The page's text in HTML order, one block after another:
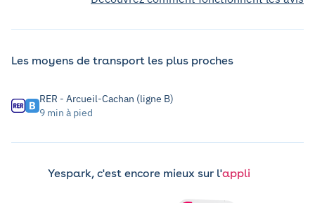
Les moyens de transport les plus proches
RER - Arcueil-Cachan (ligne B)
9 min à pied
Yespark, c'est encore mieux sur l'appli